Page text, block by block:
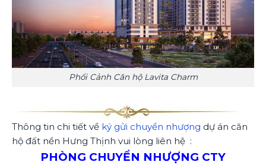
Phối Cảnh Căn hộ Lavita Charm
Thông tin chi tiết về ký gửi chuyển nhượng dự án căn
hộ đất nền Hưng Thịnh vui lòng liên hệ :
PHÒNG CHUYỂN NHƯỢNG CTY